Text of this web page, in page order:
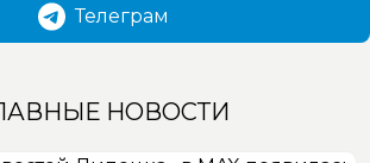
Телеграм
НОВОСТИ